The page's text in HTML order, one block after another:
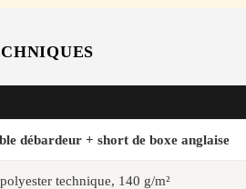
débardeur + short de boxe anglaise
technique, 140 g/m²